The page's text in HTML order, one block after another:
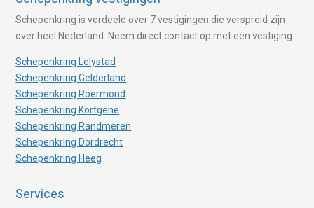
Schepenkring is verdeeld over 7 vestigingen die verspreid zijn
over heel Nederland. Neem direct contact op met een vestiging.
Schepenkring Lelystad
Schepenkring Gelderland
Schepenkring Roermond
Schepenkring Kortgene
Schepenkring Randmeren
Schepenkring Dordrecht
Schepenkring Heeg
Services